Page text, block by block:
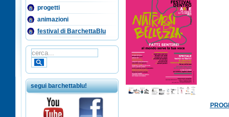
progetti
animazioni
festival di BarchettaBlu
segui barchettablu!